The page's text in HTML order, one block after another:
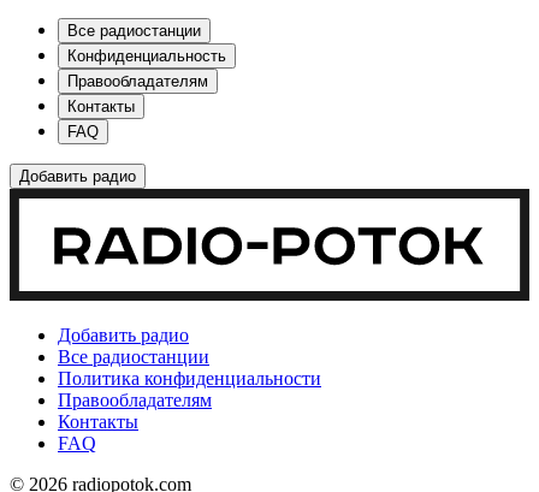
Все радиостанции
Конфиденциальность
Правообладателям
Контакты
FAQ
Добавить радио
Добавить радио
Все радиостанции
Политика конфиденциальности
Правообладателям
Контакты
FAQ
© 2026 radiopotok.com